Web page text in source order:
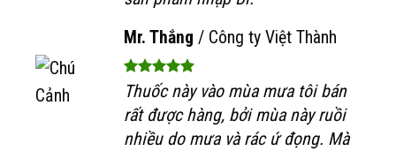
Mr. Thắng / Công ty Việt Thành
Thuốc này vào mùa mưa tôi bán
rất được hàng, bởi mùa này ruồi
nhiều do mưa và rác ứ đọng. Mà